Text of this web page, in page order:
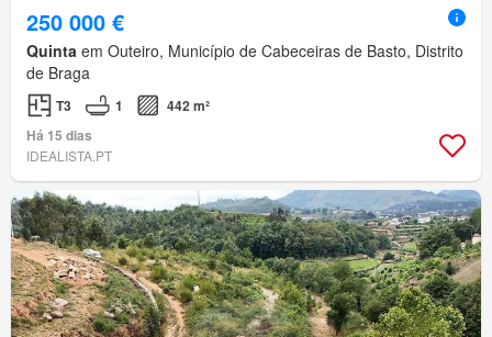
250 000 €
Quinta em Outeiro, Município de Cabeceiras de Basto, Distrito
de Braga
T3 1
442 m²
Há 15 dias
IDEALISTA.PT